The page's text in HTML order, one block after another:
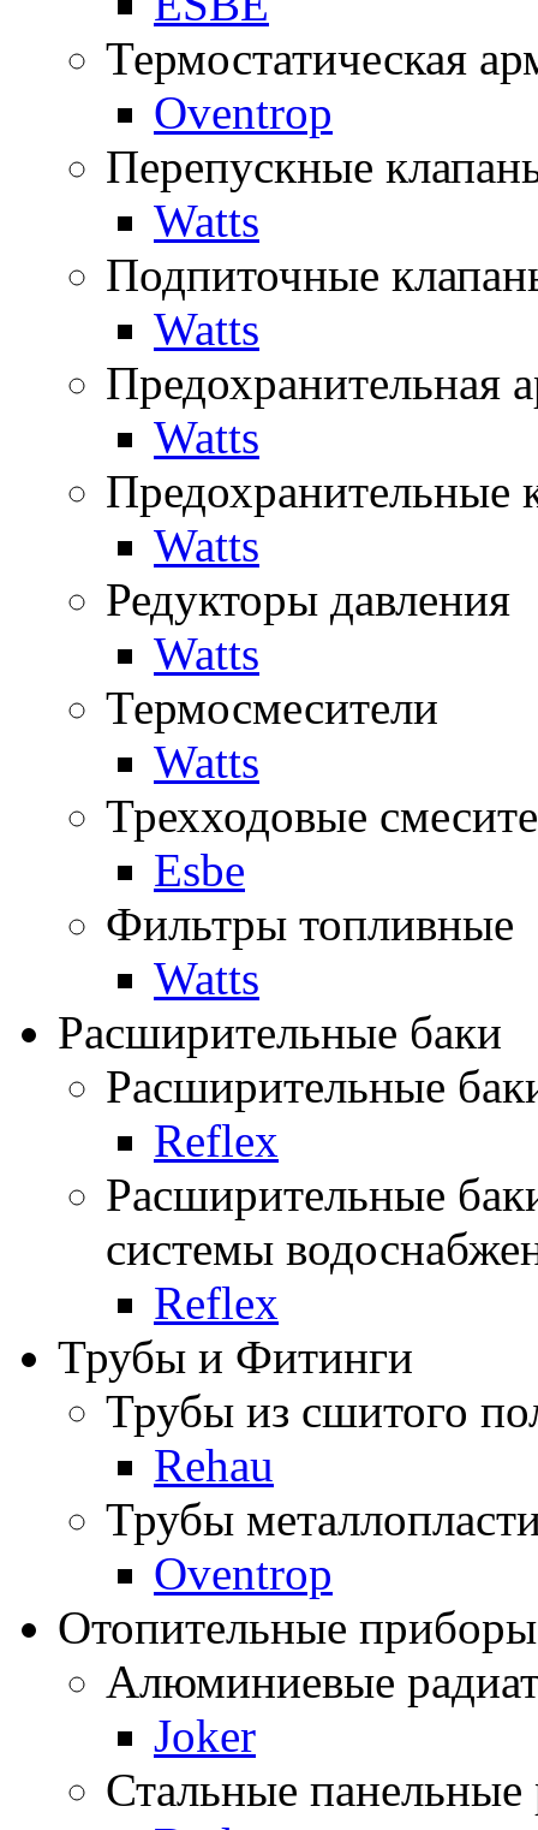
Термостатическая
Oventrop
Перепускные
Watts
Подпиточные
Watts
Предохранительная
Watts
Предохранительные
Watts
Редукторы давления
Watts
Термосмесители
Watts
Трехходовые
Esbe
Фильтры топливные
Watts
Расширительные баки
Расширительные
Reflex
Расширительные
системы
Reflex
Трубы и Фитинги
Трубы из сшитого
Rehau
Трубы
Oventrop
Отопительные приборы
Алюминиевые
Joker
Стальные панельные